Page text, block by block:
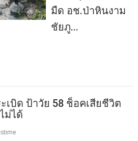
มืด อช.ป่าหินงาม
ชัยภู…
เบิด ป้าวัย 58 ช็อคเสียชีวิต
ม่ได้